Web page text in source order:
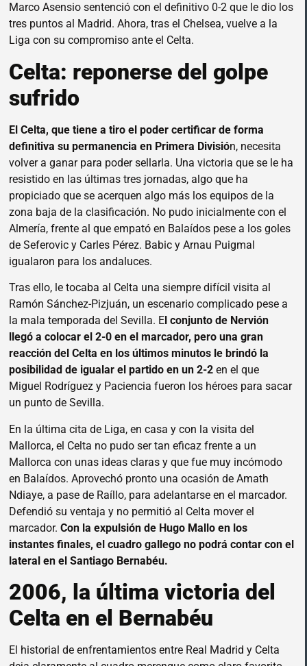
Marco Asensio sentenció con el definitivo 0-2 que le dio los
tres puntos al Madrid. Ahora, tras el Chelsea, vuelve a la
Liga con su compromiso ante el Celta.
Celta: reponerse del golpe
sufrido
El Celta, que tiene a tiro el poder certificar de forma
definitiva su permanencia en Primera División, necesita
volver a ganar para poder sellarla. Una victoria que se le ha
resistido en las últimas tres jornadas, algo que ha
propiciado que se acerquen algo más los equipos de la
zona baja de la clasificación. No pudo inicialmente con el
Almería, frente al que empató en Balaídos pese a los goles
de Seferovic y Carles Pérez. Babic y Arnau Puigmal
igualaron para los andaluces.
Tras ello, le tocaba al Celta una siempre difícil visita al
Ramón Sánchez-Pizjuán, un escenario complicado pese a
la mala temporada del Sevilla. E l conjunto de Nervión
llegó a colocar el 2-0 en el marcador, pero una gran
reacción del Celta en los últimos minutos le brindó la
posibilidad de igualar el partido en un 2-2 en el que
Miguel Rodríguez y Paciencia fueron los héroes para sacar
un punto de Sevilla.
En la última cita de Liga, en casa y con la visita del
Mallorca, el Celta no pudo ser tan eficaz frente a un
Mallorca con unas ideas claras y que fue muy incómodo
en Balaídos. Aprovechó pronto una ocasión de Amath
Ndiaye, a pase de Raíllo, para adelantarse en el marcador.
Defendió su ventaja y no permitió al Celta mover el
marcador. Con la expulsión de Hugo Mallo en los
instantes finales, el cuadro gallego no podrá contar con el
lateral en el Santiago Bernabéu.
2006, la última victoria del
Celta en el Bernabéu
El historial de enfrentamientos entre Real Madrid y Celta